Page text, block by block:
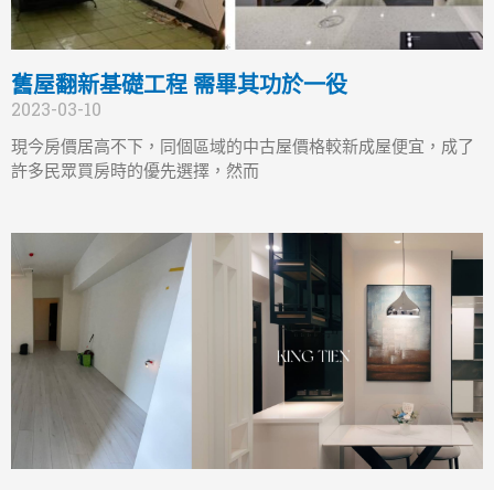
舊屋翻新基礎工程 需畢其功於一役
2023-03-10
現今房價居高不下，同個區域的中古屋價格較新成屋便宜，成了
許多民眾買房時的優先選擇，然而